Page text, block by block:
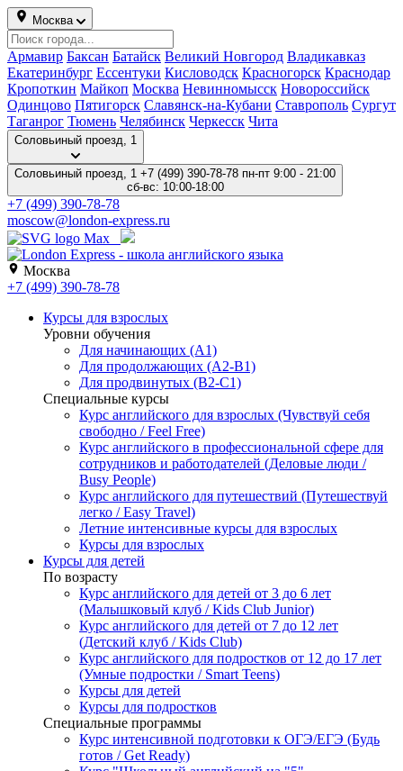
Москва
Армавир Баксан Батайск Великий Новгород Владикавказ
Екатеринбург Ессентуки Кисловодск Красногорск Краснодар
Кропоткин Майкоп Москва Невинномысск Новороссийск
Одинцово Пятигорск Славянск-на-Кубани Ставрополь Сургут
Таганрог Тюмень Челябинск Черкесск Чита
Соловьиный проезд, 1
Соловьиный проезд, 1 +7 (499) 390-78-78 пн-пт 9:00 - 21:00
сб-вс: 10:00-18:00
+7 (499) 390-78-78
moscow@london-express.ru
Москва
+7 (499) 390-78-78
Курсы для взрослых
Уровни обучения
Для начинающих (A1)
Для продолжающих (A2-B1)
Для продвинутых (B2-C1)
Специальные курсы
Курс английского для взрослых (Чувствуй себя
свободно / Feel Free)
Курс английского в профессиональной сфере для
сотрудников и работодателей (Деловые люди /
Busy People)
Курс английского для путешествий (Путешествуй
легко / Easy Travel)
Летние интенсивные курсы для взрослых
Курсы для взрослых
Курсы для детей
По возрасту
Курс английского для детей от 3 до 6 лет
(Малышковый клуб / Kids Club Junior)
Курс английского для детей от 7 до 12 лет
(Детский клуб / Kids Club)
Курс английского для подростков от 12 до 17 лет
(Умные подростки / Smart Teens)
Курсы для детей
Курсы для подростков
Специальные программы
Курс интенсивной подготовки к ОГЭ/ЕГЭ (Будь
готов / Get Ready)